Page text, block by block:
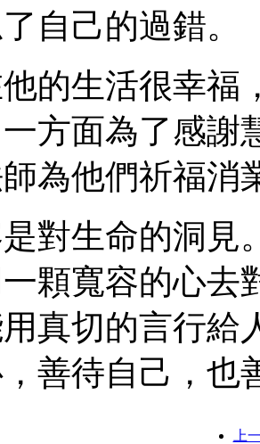
自己的過錯。
生活很幸福
方面為了感謝
為他們祈福消
生命的洞見
顆寬容的心去
真切的言行給
善待自己，也
上